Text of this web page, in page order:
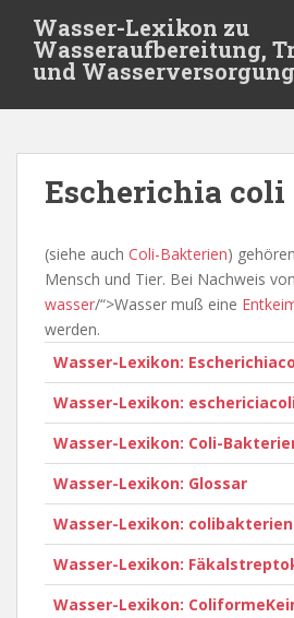
t
Wasser-Lexikon zu
Wasseraufbereitung,
und Wasserversorgung
Escherichia coli
(siehe auch Coli-Bakterien)
Mensch und Tier. Bei Nachweis
wasser/“>Wasser muß eine
werden.
Wasser-Lexikon:
Wasser-Lexikon:
Wasser-Lexikon: Coli-
Wasser-Lexikon: Glossar
Wasser-Lexikon: colibakterien
Wasser-Lexikon:
Wasser-Lexikon: